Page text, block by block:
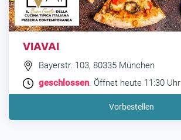
VIAVAI
Bayerstr. 103, 80335 München
geschlossen. Öffnet heute 11:30 Uhr
Vorbestellen